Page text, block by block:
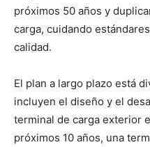
próximos 50 años y
carga, cuidando
calidad.
El plan a largo plazo está
incluyen el diseño y el
terminal de carga exterior
próximos 10 años, una